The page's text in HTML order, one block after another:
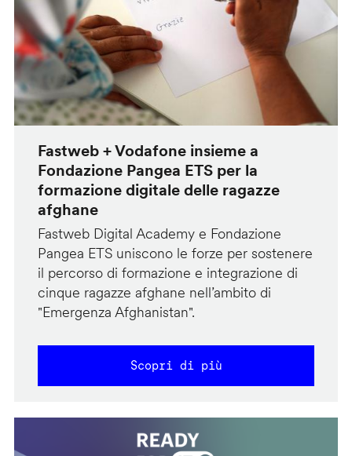
Fastweb + Vodafone insieme a
Fondazione Pangea ETS per la
formazione digitale delle ragazze
afghane
Fastweb Digital Academy e Fondazione
Pangea ETS uniscono le forze per sostenere
il percorso di formazione e integrazione di
cinque ragazze afghane nell’ambito di
"Emergenza Afghanistan".
Scopri di più